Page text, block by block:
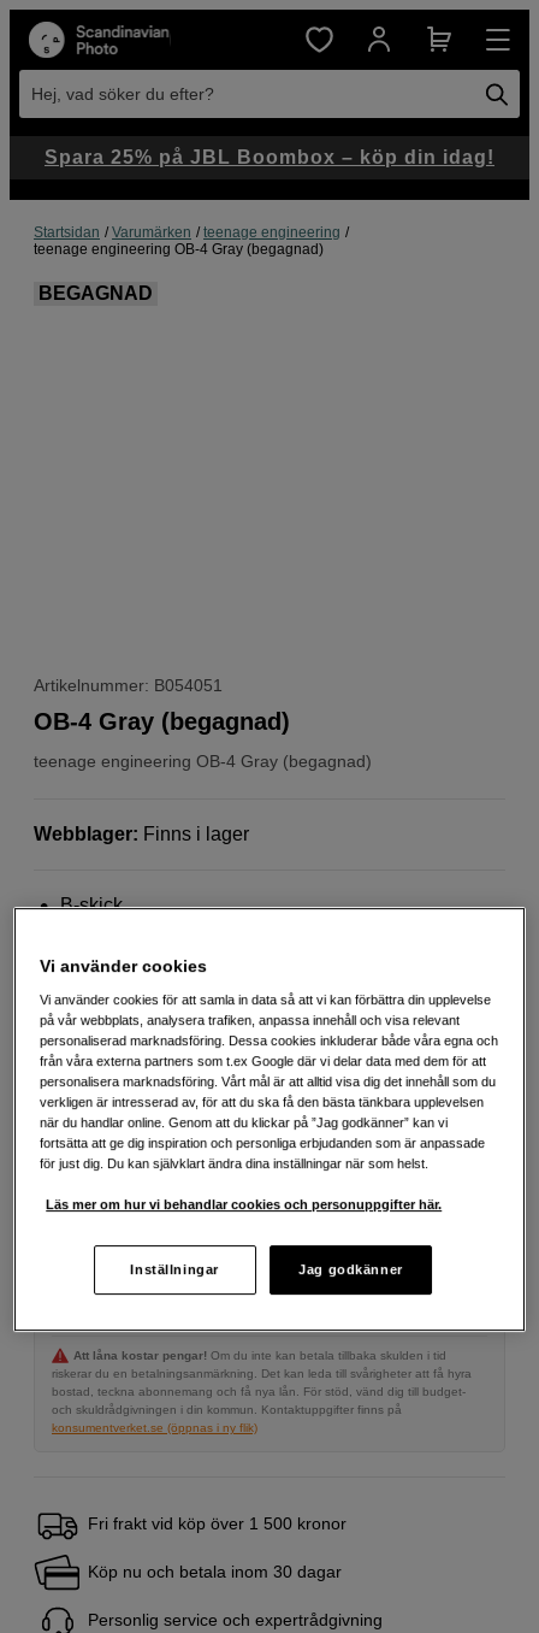
Hej, vad söker du efter?
Startsidan Varumärken
teenage engineering
teenage engineering OB-4 Gray (begagnad)
BEGAGNAD
Artikelnummer: B054051
teenage engineering OB-4 Gray (begagnad)
OB-4 Gray (begagnad)
Webblager: Finns i lager
B-skick
Bilden visar en ny produkt
Mer information
4 090 SEK
Antal
Lägg i kundvagn
Delbetala från 149 SEK/mån via
Exempel: 48 mån, 149 SEK/mån, totalt 7 731 SEK, effektiv ränta 10,45 %
Att låna kostar pengar! Om du inte kan betala tillbaka skulden i tid
riskerar du en betalningsanmärkning. Det kan leda till svårigheter att få hyra
bostad, teckna abonnemang och få nya lån. För stöd, vänd dig till budget-
och skuldrådgivningen i din kommun. Kontaktuppgifter finns på
konsumentverket.se (öppnas i ny flik)
Fri frakt vid köp över 1 500 kronor
Köp nu och betala inom 30 dagar
Personlig service och expertrådgivning
Spara 25% på JBL Boombox – köp din idag!
Vi använder cookies
Vi använder cookies för att samla in data så att vi kan förbättra din upplevelse
på vår webbplats, analysera trafiken, anpassa innehåll och visa relevant
personaliserad marknadsföring. Dessa cookies inkluderar både våra egna och
från våra externa partners som t.ex Google där vi delar data med dem för att
personalisera marknadsföring. Vårt mål är att alltid visa dig det innehåll som du
verkligen är intresserad av, för att du ska få den bästa tänkbara upplevelsen
när du handlar online. Genom att du klickar på ”Jag godkänner” kan vi
fortsätta att ge dig inspiration och personliga erbjudanden som är anpassade
för just dig. Du kan självklart ändra dina inställningar när som helst.
Läs mer om hur vi behandlar cookies och personuppgifter här.
Inställningar Jag godkänner